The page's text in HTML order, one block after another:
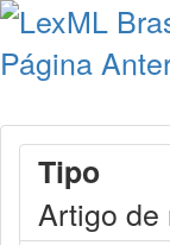
Página
Tipo
Artigo de